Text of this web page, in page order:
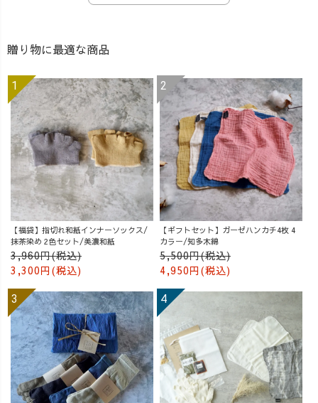
贈り物に最適な商品
【福袋】指切れ和紙インナーソックス/
抹茶染め 2色セット/美濃和紙
3,960円(税込)
3,300円(税込)
【ギフトセット】ガーゼハンカチ4枚 4
カラー/知多木綿
5,500円(税込)
4,950円(税込)